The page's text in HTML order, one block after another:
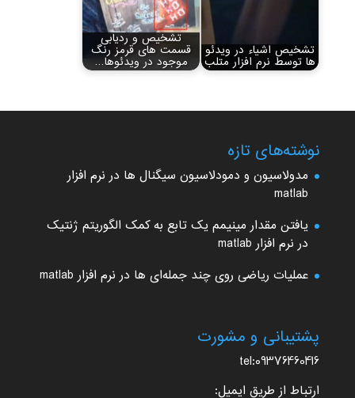
تشخیص اشیاء در ویدئو
ها توسط نرم افزار متلب
تشخیص و ردیابی
قسمت های قرمز رنگ
موجود در ویدئوها…
نوشته‌های تازه
مدولاسیون و دمودلاسیون سیگنال ها در نرم افزار
matlab
یافتن مقدار مینیمم یک تابع به کمک الگوریتم ژنتیک
در نرم افزار matlab
عملیات ریاضی روی چند جمله‌ای ها در نرم افزار matlab
پشتیبانی و مشورت
tel:09376460416
ارتباط از طریق ایمیل: